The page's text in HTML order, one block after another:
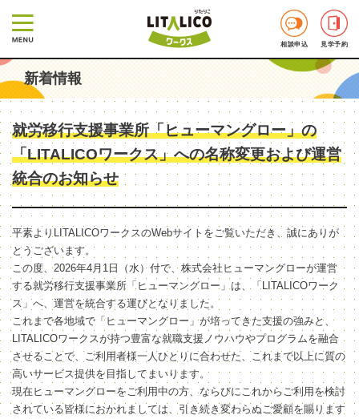
相談申込 見学予約
新着情報
就労移行支援事業所「ヒューマングロー」の
「LITALICOワークス」への名称変更および運営
統合のお知らせ
平素よりLITALICOワークスのWebサイトをご覧いただき、誠にありが
とうございます。
この度、2026年4月1日（水）付で、株式会社ヒューマングローが運営
する就労移行支援事業所「ヒューマングロー」は、「LITALICOワーク
ス」へ、運営を統合する運びとなりました。
これまで各地域で「ヒューマングロー」が培ってきた支援の強みと、
LITALICOワークスが持つ豊富な就職支援ノウハウやプログラムを融合
させることで、ご利用者様一人ひとりに合わせた、これまで以上に質の
高いサービス提供を目指してまいります。
現在ヒューマングローをご利用中の方、ならびにこれからご利用を検討
されている皆様におかれましては、引き続き変わらぬご愛顧を賜ります